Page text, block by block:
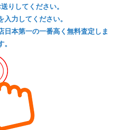
りしてください。
力してください。
本第一の一番高く無料査定しま
。